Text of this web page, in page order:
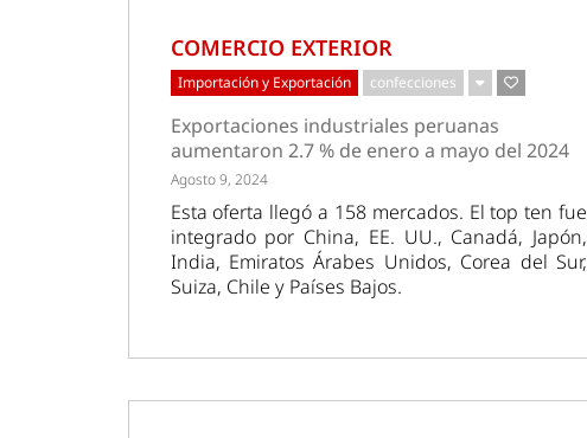
COMERCIO EXTERIOR
Importación y Exportación confecciones
Exportaciones industriales peruanas
aumentaron 2.7 % de enero a mayo del 2024
Agosto 9, 2024
Esta oferta llegó a 158 mercados. El top ten fue
integrado por China, EE. UU., Canadá, Japón,
India, Emiratos Árabes Unidos, Corea del Sur,
Suiza, Chile y Países Bajos.